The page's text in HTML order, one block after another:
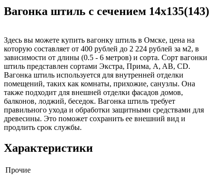
Вагонка штиль с сечением 14x135(143)
Здесь вы можете купить вагонку штиль в Омске, цена на
которую составляет от 400 рублей до 2 224 рублей за м2, в
зависимости от длины (0.5 - 6 метров) и сорта. Сорт вагонки
штиль представлен сортами Экстра, Прима, A, AB, CD.
Вагонка штиль используется для внутренней отделки
помещений, таких как комнаты, прихожие, санузлы. Она
также подходит для внешней отделки фасадов домов,
балконов, лоджий, беседок. Вагонка штиль требует
правильного ухода и обработки защитными средствами для
древесины. Это поможет сохранить ее внешний вид и
продлить срок службы.
Характеристики
Прочие